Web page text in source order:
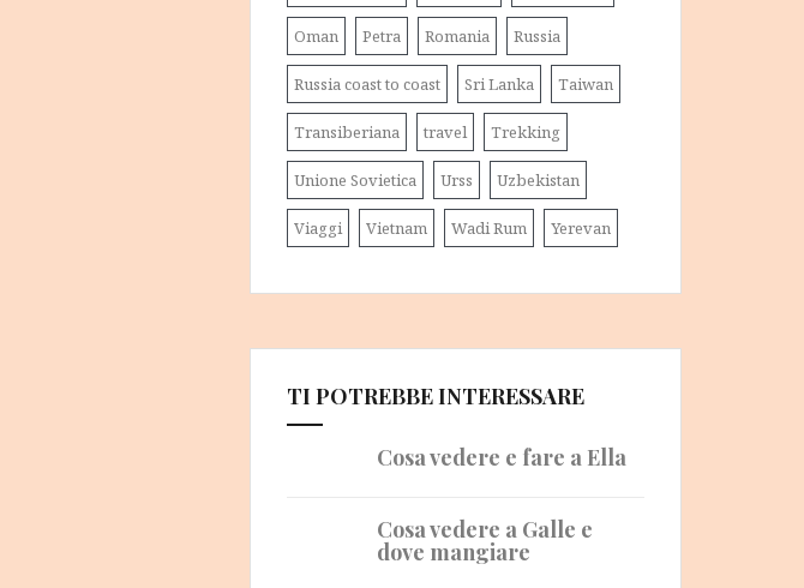
Oman Petra Romania Russia
Russia coast to coast Sri Lanka Taiwan
Transiberiana travel Trekking
Unione Sovietica Urss Uzbekistan
Viaggi Vietnam Wadi Rum Yerevan
TI POTREBBE INTERESSARE
Cosa vedere e fare a Ella
Cosa vedere a Galle e
dove mangiare